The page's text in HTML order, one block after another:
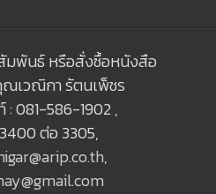
มพันธ์ หรือสั่งซื้อหนังสือ
เวณิกา รัตนเพ็ชร
: 081-586-1902 ,
ต่อ 3305,
,